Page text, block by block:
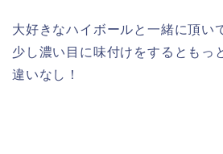
大好きなハイボールと一緒に頂い
少し濃い目に味付けをするともっ
違いなし！